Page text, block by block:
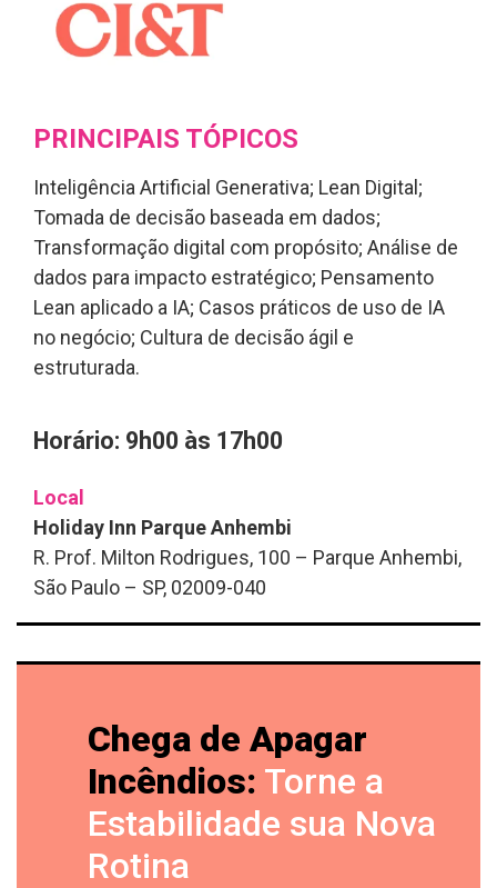
PRINCIPAIS TÓPICOS
Inteligência Artificial Generativa; Lean Digital;
Tomada de decisão baseada em dados;
Transformação digital com propósito; Análise de
dados para impacto estratégico; Pensamento
Lean aplicado a IA; Casos práticos de uso de IA
no negócio; Cultura de decisão ágil e
estruturada.
Horário: 9h00 às 17h00
Local
Holiday Inn Parque Anhembi
R. Prof. Milton Rodrigues, 100 – Parque Anhembi,
São Paulo – SP, 02009-040
Chega de Apagar
Incêndios: Torne a
Estabilidade sua Nova
Rotina